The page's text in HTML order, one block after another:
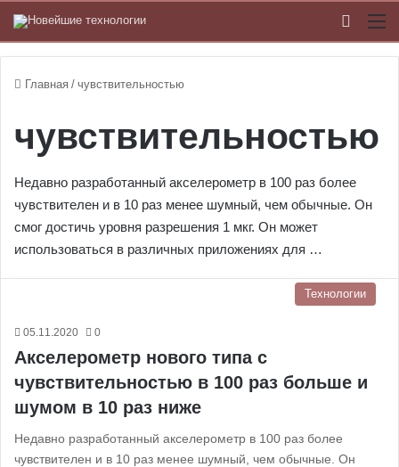
Главная / чувствительностью
чувствительностью
Недавно разработанный акселерометр в 100 раз более
чувствителен и в 10 раз менее шумный, чем обычные. Он
смог достичь уровня разрешения 1 мкг. Он может
использоваться в различных приложениях для …
Технологии
05.11.2020 0
Акселерометр нового типа с
чувствительностью в 100 раз больше и
шумом в 10 раз ниже
Недавно разработанный акселерометр в 100 раз более
чувствителен и в 10 раз менее шумный, чем обычные. Он